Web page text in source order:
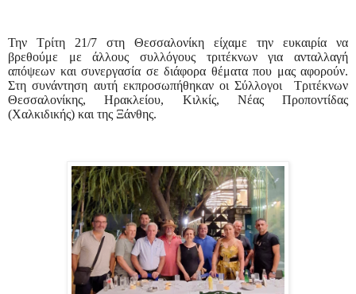
Την Τρίτη 21/7 στη Θεσσαλονίκη είχαμε την ευκαιρία να
βρεθούμε με άλλους συλλόγους τριτέκνων για ανταλλαγή
απόψεων και συνεργασία σε διάφορα θέματα που μας αφορούν.
Στη συνάντηση αυτή εκπροσωπήθηκαν οι Σύλλογοι
Τριτέκνων
Θεσσαλονίκης, Ηρακλείου, Κιλκίς, Νέας Προποντίδας
(Χαλκιδικής) και της Ξάνθης.